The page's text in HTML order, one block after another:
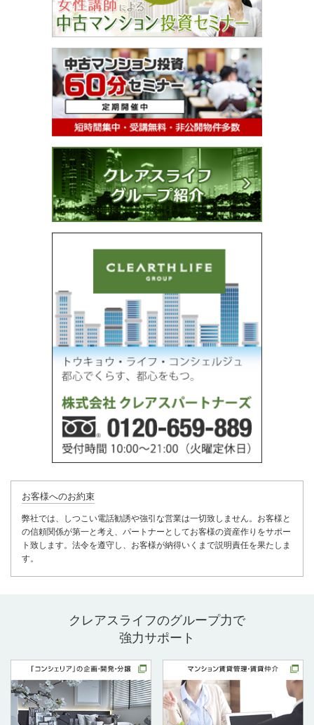
お客様へのお約束
弊社では、しつこい電話勧誘や強引な営業は一切致しません。お客様と
の信頼関係が第一と考え、パートナーとしてお客様の資産作りをサポー
ト致します。法令を遵守し、お客様が納得いくまで説明責任を果たしま
す。
クレアスライフのグループ力で
強力サポート